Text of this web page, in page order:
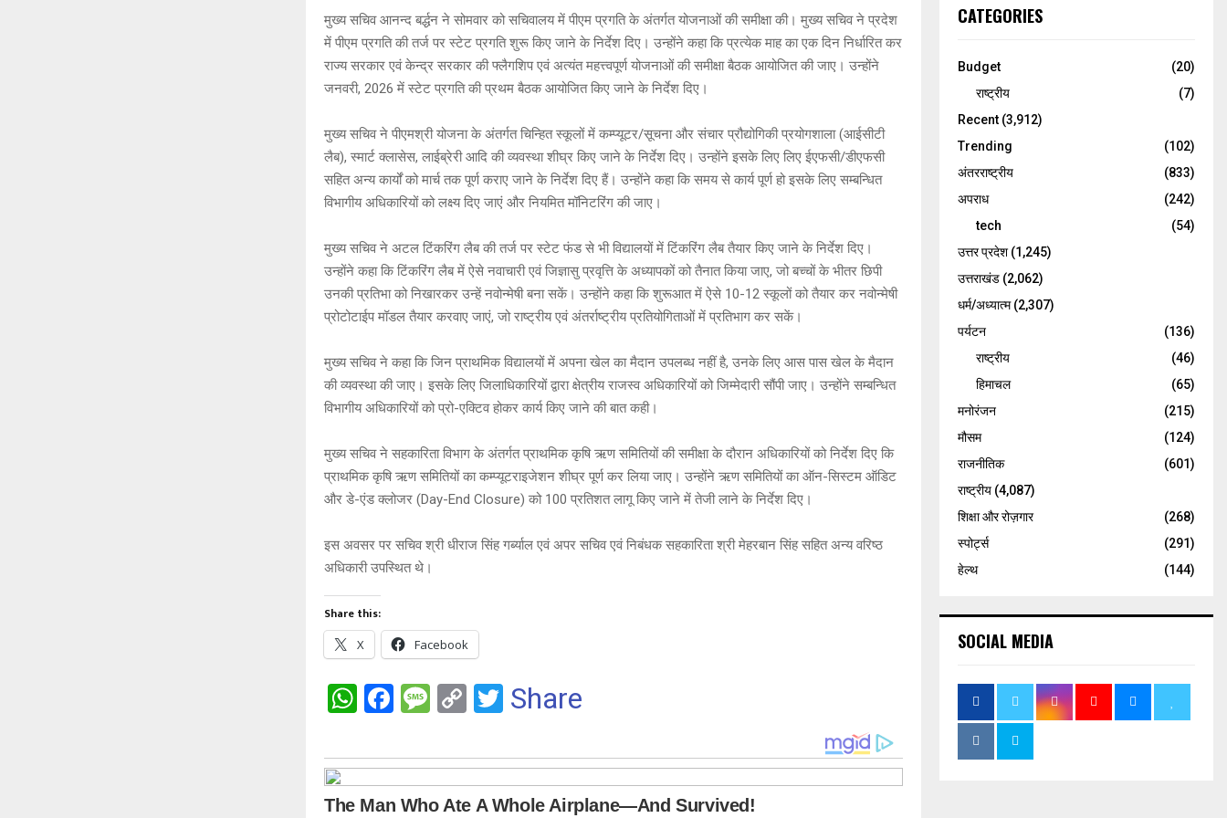
h
at
s
A
p
p
a
ce
b
o
o
k
es
s
a
g
e
o
py
Li
n
k
wi
tt
er
मुख्य सचिव आनन्द बर्द्धन ने सोमवार को सचिवालय में पीएम प्रगति के अंतर्गत योजनाओं की समीक्षा की। मुख्य सचिव ने प्रदेश
में पीएम प्रगति की तर्ज पर स्टेट प्रगति शुरू किए जाने के निर्देश दिए। उन्होंने कहा कि प्रत्येक माह का एक दिन निर्धारित कर
राज्य सरकार एवं केन्द्र सरकार की फ्लैगशिप एवं अत्यंत महत्त्वपूर्ण योजनाओं की समीक्षा बैठक आयोजित की जाए। उन्होंने
जनवरी, 2026 में स्टेट प्रगति की प्रथम बैठक आयोजित किए जाने के निर्देश दिए।
मुख्य सचिव ने पीएमश्री योजना के अंतर्गत चिन्हित स्कूलों में कम्प्यूटर/सूचना और संचार प्रौद्योगिकी प्रयोगशाला (आईसीटी
लैब), स्मार्ट क्लासेस, लाईब्रेरी आदि की व्यवस्था शीघ्र किए जाने के निर्देश दिए। उन्होंने इसके लिए लिए ईएफसी/डीएफसी
सहित अन्य कार्यों को मार्च तक पूर्ण कराए जाने के निर्देश दिए हैं। उन्होंने कहा कि समय से कार्य पूर्ण हो इसके लिए सम्बन्धित
विभागीय अधिकारियों को लक्ष्य दिए जाएं और नियमित मॉनिटरिंग की जाए।
मुख्य सचिव ने अटल टिंकरिंग लैब की तर्ज पर स्टेट फंड से भी विद्यालयों में टिंकरिंग लैब तैयार किए जाने के निर्देश दिए।
उन्होंने कहा कि टिंकरिंग लैब में ऐसे नवाचारी एवं जिज्ञासु प्रवृत्ति के अध्यापकों को तैनात किया जाए, जो बच्चों के भीतर छिपी
उनकी प्रतिभा को निखारकर उन्हें नवोन्मेषी बना सकें। उन्होंने कहा कि शुरूआत में ऐसे 10-12 स्कूलों को तैयार कर नवोन्मेषी
प्रोटोटाईप मॉडल तैयार करवाए जाएं, जो राष्ट्रीय एवं अंतर्राष्ट्रीय प्रतियोगिताओं में प्रतिभाग कर सकें।
मुख्य सचिव ने कहा कि जिन प्राथमिक विद्यालयों में अपना खेल का मैदान उपलब्ध नहीं है, उनके लिए आस पास खेल के मैदान
की व्यवस्था की जाए। इसके लिए जिलाधिकारियों द्वारा क्षेत्रीय राजस्व अधिकारियों को जिम्मेदारी सौंपी जाए। उन्होंने सम्बन्धित
विभागीय अधिकारियों को प्रो-एक्टिव होकर कार्य किए जाने की बात कही।
मुख्य सचिव ने सहकारिता विभाग के अंतर्गत प्राथमिक कृषि ऋण समितियों की समीक्षा के दौरान अधिकारियों को निर्देश दिए कि
प्राथमिक कृषि ऋण समितियों का कम्प्यूटराइजेशन शीघ्र पूर्ण कर लिया जाए। उन्होंने ऋण समितियों का ऑन-सिस्टम ऑडिट
और डे-एंड क्लोजर (Day-End Closure) को 100 प्रतिशत लागू किए जाने में तेजी लाने के निर्देश दिए।
इस अवसर पर सचिव श्री धीराज सिंह गर्ब्याल एवं अपर सचिव एवं निबंधक सहकारिता श्री मेहरबान सिंह सहित अन्य वरिष्ठ
अधिकारी उपस्थित थे।
Share this:
X Facebook
W
at
s
F
ce
b
M
s
a
C
py
Li
T
tt
er
Share
CATEGORIES
Budget
(20)
राष्ट्रीय
(7)
Recent (3,912)
Trending
(102)
अंतरराष्ट्रीय
(833)
अपराध
(242)
tech
(54)
उत्तर प्रदेश(1,245)
उत्तराखंड (2,062)
धर्म/अध्यात्म(2,307)
पर्यटन
(136)
राष्ट्रीय
(46)
हिमाचल
(65)
मनोरंजन
(215)
मौसम
(124)
राजनीतिक
(601)
राष्ट्रीय (4,087)
शिक्षा और रोज़गार
(268)
स्पोर्ट्स
(291)
हेल्थ
(144)
SOCIAL MEDIA